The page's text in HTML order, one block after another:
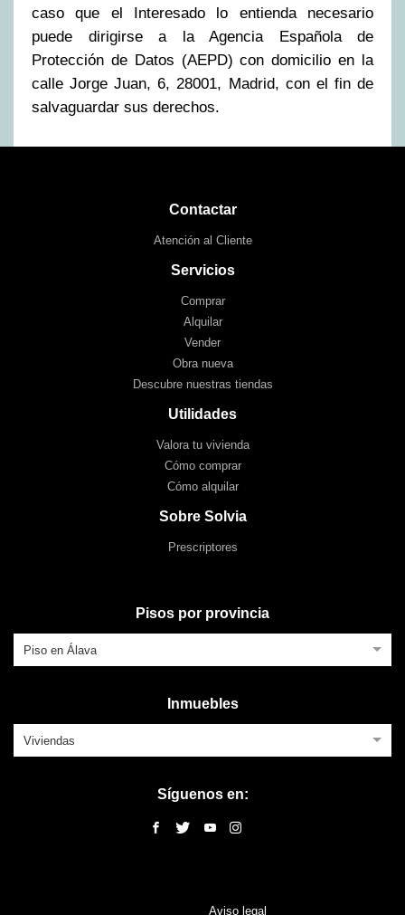
caso que el Interesado lo entienda necesario
puede dirigirse a la Agencia Española de
Protección de Datos (AEPD) con domicilio en la
calle Jorge Juan, 6, 28001, Madrid, con el fin de
salvaguardar sus derechos.
Contactar
Atención al Cliente
Servicios
Comprar
Alquilar
Vender
Obra nueva
Descubre nuestras tiendas
Utilidades
Valora tu vivienda
Cómo comprar
Cómo alquilar
Sobre Solvia
Prescriptores
Pisos por provincia
Piso en Álava
Inmuebles
Viviendas
Síguenos en:
Aviso legal